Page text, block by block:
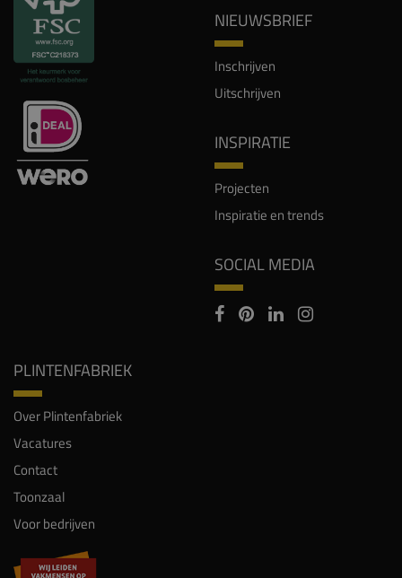
NIEUWSBRIEF
Inschrijven
Uitschrijven
INSPIRATIE
Projecten
Inspiratie en trends
SOCIAL MEDIA
PLINTENFABRIEK
Over Plintenfabriek
Vacatures
Contact
Toonzaal
Voor bedrijven